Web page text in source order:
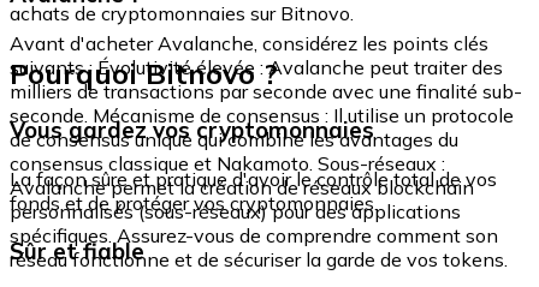
achats de cryptomonnaies sur Bitnovo.
Avant d'acheter Avalanche, considérez les points clés
suivants : Évolutivité élevée : Avalanche peut traiter des
milliers de transactions par seconde avec une finalité sub-
seconde. Mécanisme de consensus : Il utilise un protocole
de consensus unique qui combine les avantages du
consensus classique et Nakamoto. Sous-réseaux :
Avalanche permet la création de réseaux blockchain
personnalisés (sous-réseaux) pour des applications
spécifiques. Assurez-vous de comprendre comment son
réseau fonctionne et de sécuriser la garde de vos tokens.
Pourquoi Bitnovo ?
Vous gardez vos cryptomonnaies
La façon sûre et pratique d'avoir le contrôle total de vos
fonds et de protéger vos cryptomonnaies.
Sûr et fiable